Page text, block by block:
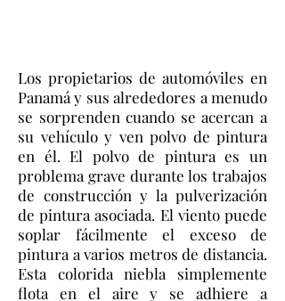
Los propietarios de automóviles en
Panamá y sus alrededores a menudo
se sorprenden cuando se acercan a
su vehículo y ven polvo de pintura
en él. El polvo de pintura es un
problema grave durante los trabajos
de construcción y la pulverización
de pintura asociada. El viento puede
soplar fácilmente el exceso de
pintura a varios metros de distancia.
Esta colorida niebla simplemente
flota en el aire y se adhiere a